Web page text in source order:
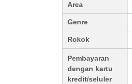
Area
Genre
Rokok
Pembayaran
dengan kartu
kredit/seluler